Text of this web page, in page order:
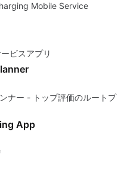
Mobile Service
ビスアプリ
ナー - トップ評価のルートプ
App